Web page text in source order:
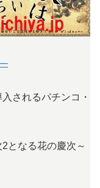
されるパチンコ・
となる花の慶次～